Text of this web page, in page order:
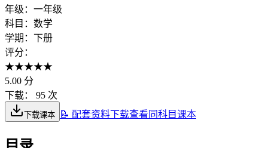
年级： 一年级
科目： 数学
学期： 下册
评分：
★★★★★
5.00 分
下载：
95 次
下载课本 📝 配套资料下载查看同科目课本